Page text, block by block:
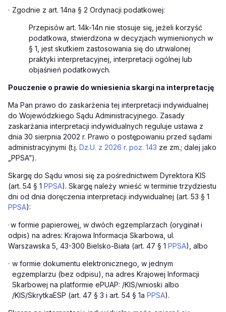
· Zgodnie z art. 14na § 2 Ordynacji podatkowej:
Przepisów art. 14k-14n nie stosuje się, jeżeli korzyść
podatkowa, stwierdzona w decyzjach wymienionych w
§ 1, jest skutkiem zastosowania się do utrwalonej
praktyki interpretacyjnej, interpretacji ogólnej lub
objaśnień podatkowych.
Pouczenie o prawie do wniesienia skargi na interpretację
Ma Pan prawo do zaskarżenia tej interpretacji indywidualnej
do Wojewódzkiego Sądu Administracyjnego. Zasady
zaskarżania interpretacji indywidualnych reguluje ustawa z
dnia 30 sierpnia 2002 r. Prawo o postępowaniu przed sądami
administracyjnymi (t.j. Dz.U. z 2026 r. poz. 143 ze zm.; dalej jako
„PPSA”).
Skargę do Sądu wnosi się za pośrednictwem Dyrektora KIS
(art. 54 § 1 PPSA). Skargę należy wnieść w terminie trzydziestu
dni od dnia doręczenia interpretacji indywidualnej (art. 53 § 1
PPSA):
·w formie papierowej, w dwóch egzemplarzach (oryginał i
odpis) na adres: Krajowa Informacja Skarbowa, ul.
Warszawska 5, 43-300 Bielsko-Biała (art. 47 § 1 PPSA), albo
· w formie dokumentu elektronicznego, w jednym
egzemplarzu (bez odpisu), na adres Krajowej Informacji
Skarbowej na platformie ePUAP: /KIS/wnioski albo
/KIS/SkrytkaESP (art. 47 § 3 i art. 54 § 1a PPSA).